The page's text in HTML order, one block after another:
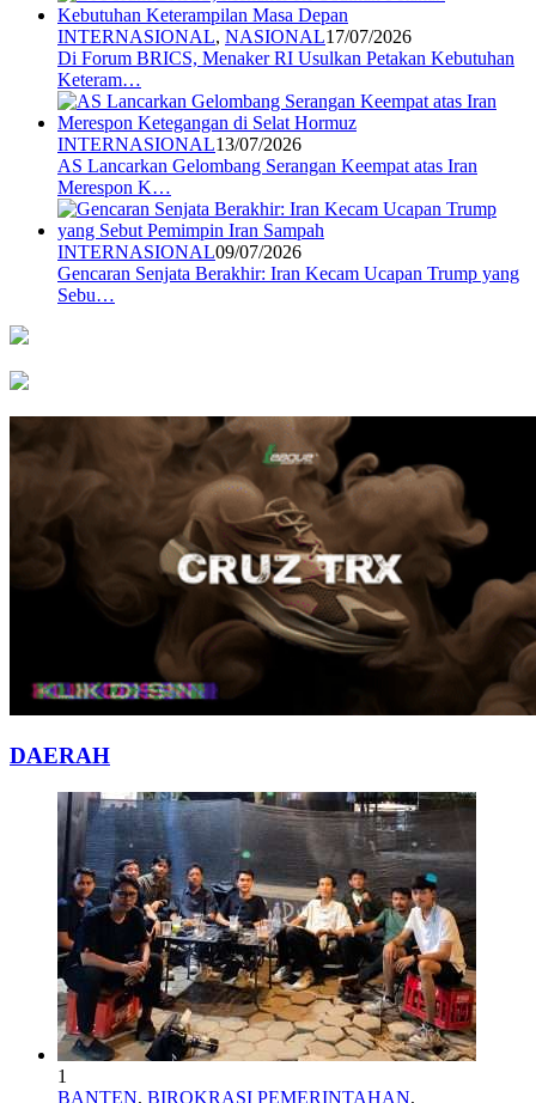
INTERNASIONAL, NASIONAL17/07/2026
Di Forum BRICS, Menaker RI Usulkan Petakan Kebutuhan
Keteram…
INTERNASIONAL13/07/2026
AS Lancarkan Gelombang Serangan Keempat atas Iran
Merespon K…
INTERNASIONAL09/07/2026
Gencaran Senjata Berakhir: Iran Kecam Ucapan Trump yang
Sebu…
DAERAH
1
BANTEN, BIROKRASI PEMERINTAHAN,